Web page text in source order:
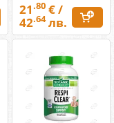
21.80 € /
42.64лв.